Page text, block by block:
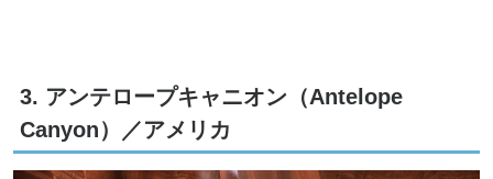
3. アンテロープキャニオン（Antelope
Canyon）／アメリカ